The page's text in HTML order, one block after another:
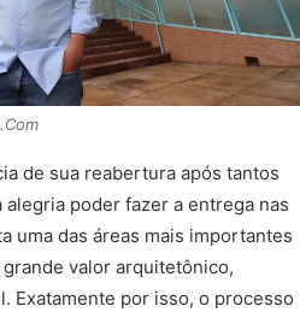
de sua reabertura após tantos
poder fazer a entrega nas
uma das áreas mais importantes
valor arquitetônico,
Exatamente por isso, o processo